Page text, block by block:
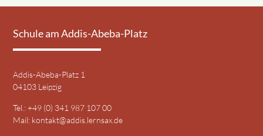
Schule am Addis-Abeba-Platz
Addis-Abeba-Platz 1
04103 Leipzig
Tel.: +49 (0) 341 987 107 00
Mail: kontakt@addis.lernsax.de